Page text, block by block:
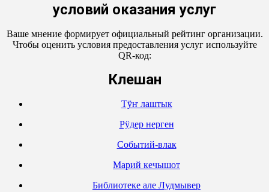
условий оказания услуг
Ваше мнение формирует официальный рейтинг организации.
Чтобы оценить условия предоставления услуг используйте
QR-код:
Кӱлешан
Тӱҥ лаштык
Рӱдер нерген
Событий-влак
Марий кечышот
Библиотеке але Лудмывер